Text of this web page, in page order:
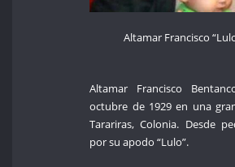
Altamar Francisco
Altamar Francisco
octubre de 1929 en una
Tarariras, Colonia. Desde
por su apodo “Lulo”.